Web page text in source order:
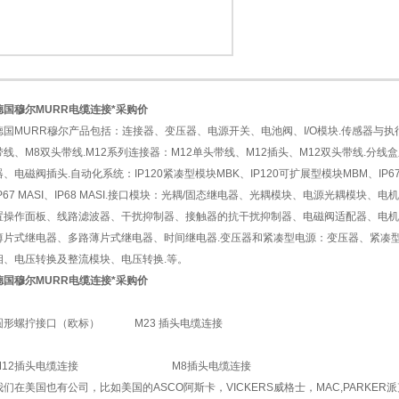
国穆尔MURR电缆连接*采购价
国 MURR穆尔产品包括：连接器、变压器、电源开关、电池阀、 I/O模块.传感器与执
、
M8双头带线.M12系列连接器： M12单头带线、 M12插头、 M12双头带线.分线
、电磁阀插头.自动化系统： IP120紧凑型模块MBK、 IP120可扩展型模块MBM 、
MASI 、 IP68 MASI.接口模块：光耦/固态继电器、光耦模块、电源光耦模块、电
操作面板、线路滤波器、干扰抑制器、接触器的抗干扰抑制器、电磁阀适配器、电
片式继电器、多路薄片式继电器、时间继电器.变压器和紧凑型电源：变压器、紧凑
、电压转换及整流模块、电压转换.等。
国穆尔MURR电缆连接*采购价
形螺拧接口（欧标） M23 插头电缆连接
插头电缆连接 M8插头电缆连接
们在美国也有公司，比如美国的ASCO阿斯卡，VICKERS威格士，MAC,PARKER